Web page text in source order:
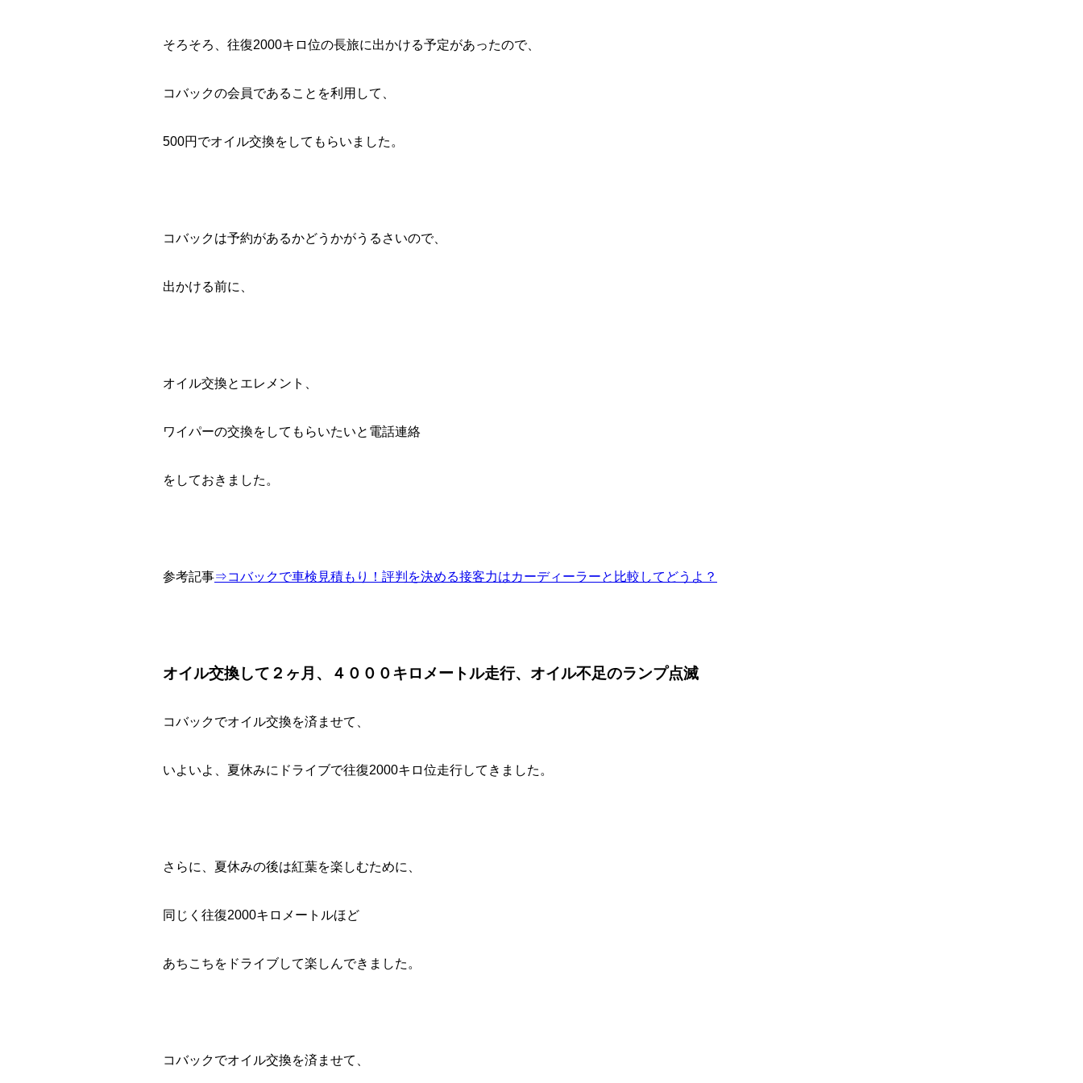
そろそろ、往復2000キロ位の長旅に出かける予定があったので、
コバックの会員であることを利用して、
500円でオイル交換をしてもらいました。
コバックは予約があるかどうかがうるさいので、
出かける前に、
オイル交換とエレメント、
ワイパーの交換をしてもらいたいと電話連絡
をしておきました。
参考記事⇒コバックで車検見積もり！評判を決める接客力はカーディーラーと比較してどうよ？
オイル交換して２ヶ月、４０００キロメートル走行、オイル不足のランプ点滅
コバックでオイル交換を済ませて、
いよいよ、夏休みにドライブで往復2000キロ位走行してきました。
さらに、夏休みの後は紅葉を楽しむために、
同じく往復2000キロメートルほど
あちこちをドライブして楽しんできました。
コバックでオイル交換を済ませて、